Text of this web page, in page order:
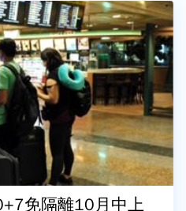
免隔離10月中上